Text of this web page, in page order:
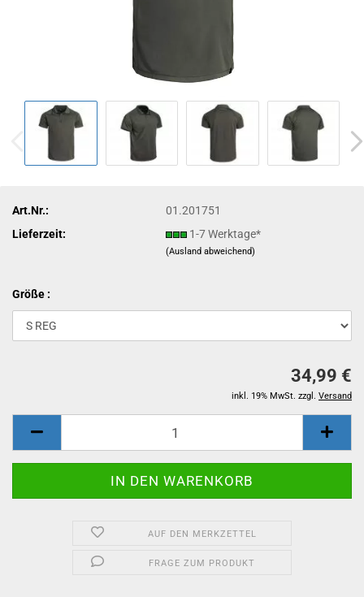
Art.Nr.:
01.201751
Lieferzeit:
1-7 Werktage*
(Ausland abweichend)
Größe :
34,99 €
inkl. 19% MwSt. zzgl. Versand
AUF DEN MERKZETTEL
FRAGE ZUM PRODUKT